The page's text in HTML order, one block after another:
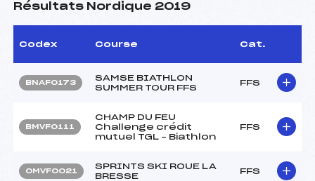
Résultats Nordique 2019
Codex Course Cat.
BNAF0173
SAMSE BIATHLON
SUMMER TOUR FFS
FFS
BMVF0111
CHAMP DU FEU
Challenge crédit
mutuel TGL – Biathlon
FFS
OMVF0021
SPRINTS SKI ROUE LA
BRESSE
FFS